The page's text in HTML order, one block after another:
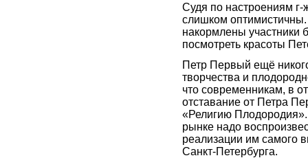
Судя по настроениям
слишком оптимистичны.
накормлены участники
посмотреть красоты
Петр Первый ещё
творчества и
что современникам, в
отставание от Петра
«Религию
рынке надо
реализации им самого
Санкт-Петербурга.